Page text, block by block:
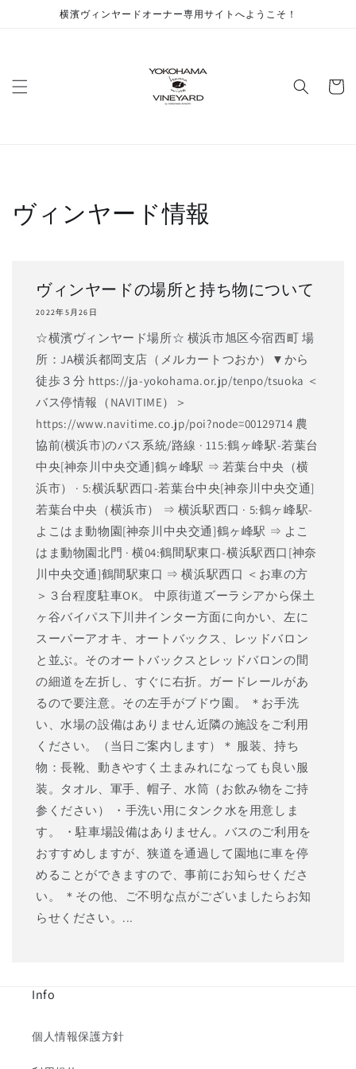
ンツに横濱ヴィンヤードオーナー専用サイトへようこそ！
ー
ヴィンヤード情報
ヴィンヤードの場所と持ち物について
2022年5月26日
☆横濱ヴィンヤード場所☆ 横浜市旭区今宿西町 場
所：JA横浜都岡支店（メルカートつおか）▼から
徒歩３分 https://ja-yokohama.or.jp/tenpo/tsuoka ＜
バス停情報（NAVITIME）＞
https://www.navitime.co.jp/poi?node=00129714 農
協前(横浜市)のバス系統/路線 · 115:鶴ヶ峰駅-若葉台
中央[神奈川中央交通]鶴ヶ峰駅 ⇒ 若葉台中央（横
浜市） · 5:横浜駅西口-若葉台中央[神奈川中央交通]
若葉台中央（横浜市） ⇒ 横浜駅西口 · 5:鶴ヶ峰駅-
よこはま動物園[神奈川中央交通]鶴ヶ峰駅 ⇒ よこ
はま動物園北門 · 横04:鶴間駅東口-横浜駅西口[神奈
川中央交通]鶴間駅東口 ⇒ 横浜駅西口 ＜お車の方
＞３台程度駐車OK。 中原街道ズーラシアから保土
ヶ谷バイパス下川井インター方面に向かい、左に
スーパーアオキ、オートバックス、レッドバロン
と並ぶ。そのオートバックスとレッドバロンの間
の細道を左折し、すぐに右折。ガードレールがあ
るので要注意。その左手がブドウ園。 ＊お手洗
い、水場の設備はありません近隣の施設をご利用
ください。（当日ご案内します）＊ 服装、持ち
物：長靴、動きやすく土まみれになっても良い服
装。タオル、軍手、帽子、水筒（お飲み物をご持
参ください） ・手洗い用にタンク水を用意しま
す。 ・駐車場設備はありません。バスのご利用を
おすすめしますが、狭道を通過して園地に車を停
めることができますので、事前にお知らせくださ
い。 ＊その他、ご不明な点がございましたらお知
らせください。...
Info
個人情報保護方針